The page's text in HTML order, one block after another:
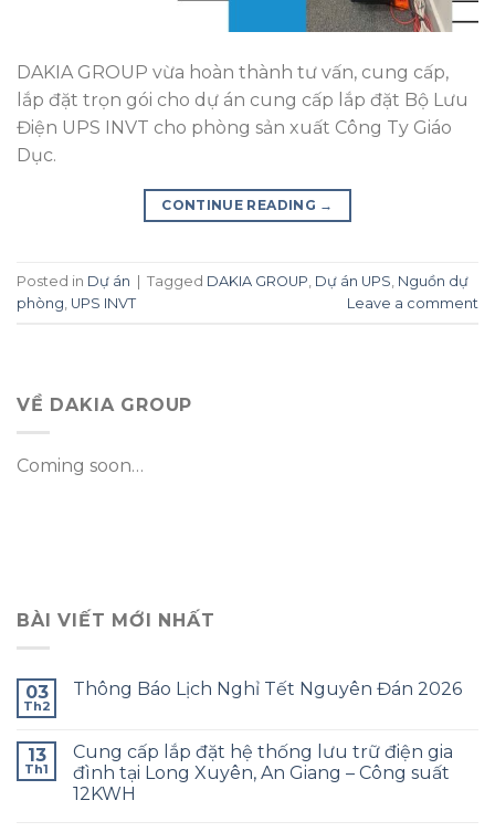
DAKIA GROUP vừa hoàn thành tư vấn, cung cấp,
lắp đặt trọn gói cho dự án cung cấp lắp đặt Bộ Lưu
Điện UPS INVT cho phòng sản xuất Công Ty Giáo
Dục.
CONTINUE READING →
Posted in Dự án | Tagged DAKIA GROUP Dự án UPS Nguồn dự
phòng UPS INVT Leave a comment
VỀ DAKIA GROUP
Coming soon…
BÀI VIẾT MỚI NHẤT
03
Th2
Thông Báo Lịch Nghỉ Tết Nguyên Đán 2026
13
Th1
Cung cấp lắp đặt hệ thống lưu trữ điện gia
đình tại Long Xuyên, An Giang – Công suất
12KWH